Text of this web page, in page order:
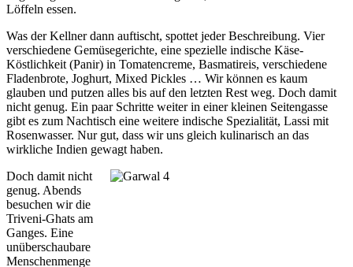
Löffeln essen.
Was der Kellner dann auftischt, spottet jeder Beschreibung. Vier
verschiedene Gemüsegerichte, eine spezielle indische Käse-
Köstlichkeit (Panir) in Tomatencreme, Basmatireis, verschiedene
Fladenbrote, Joghurt, Mixed Pickles … Wir können es kaum
glauben und putzen alles bis auf den letzten Rest weg. Doch damit
nicht genug. Ein paar Schritte weiter in einer kleinen Seitengasse
gibt es zum Nachtisch eine weitere indische Spezialität, Lassi mit
Rosenwasser. Nur gut, dass wir uns gleich kulinarisch an das
wirkliche Indien gewagt haben.
Doch damit nicht
genug. Abends
besuchen wir die
Triveni-Ghats am
Ganges. Eine
unüberschaubare
Menschenmenge